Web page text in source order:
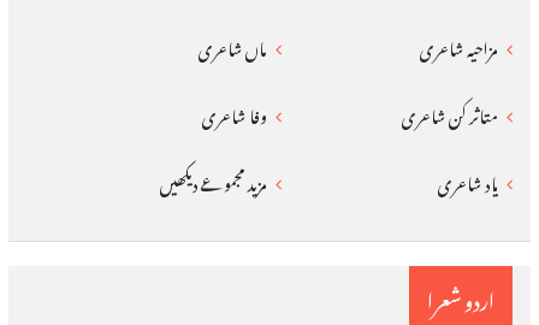
اردو شعرا
مزاحیہ شاعری
ماں شاعری
متاثر کن شاعری
وفا شاعری
یاد شاعری
مزید مجموعے دیکھیں